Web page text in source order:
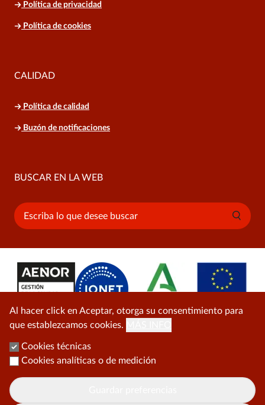
Política de privacidad
Política de cookies
CALIDAD
Política de calidad
Buzón de notificaciones
BUSCAR EN LA WEB
Buscar
Al hacer click en Aceptar, otorga su consentimiento para
que establezcamos cookies.
Cookies técnicas
Cookies analíticas o de medición